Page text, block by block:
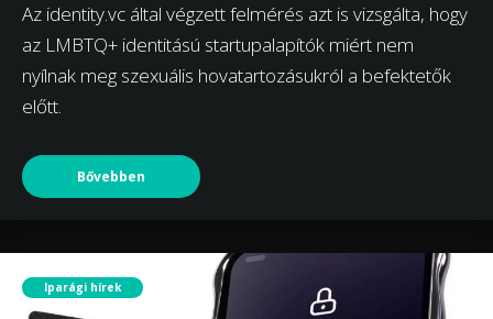
Az identity.vc által végzett felmérés azt is vizsgálta, hogy
az LMBTQ+ identitású startupalapítók miért nem
nyílnak meg szexuális hovatartozásukról a befektetők
előtt.
Bővebben
Iparági hírek